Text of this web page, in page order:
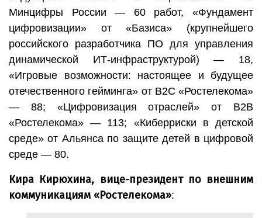
Минцифры России — 60 работ, «Фундамент
цифровизации» от «Базиса» (крупнейшего
российского разработчика ПО для управления
динамической ИТ-инфраструктурой) — 18,
«Игровые возможности: настоящее и будущее
отечественного гейминга» от В2С «Ростелекома»
— 88; «Цифровизация отраслей» от В2В
«Ростелекома» — 113; «Киберриски в детской
среде» от Альянса по защите детей в цифровой
среде — 80.
Кира Кирюхина, вице-президент по внешним
коммуникациям «Ростелекома»: